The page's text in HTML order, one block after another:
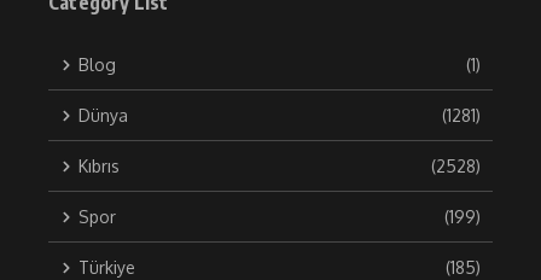
Blog (1)
Dünya (1281)
Kıbrıs (2528)
Spor (199)
Türkiye (185)